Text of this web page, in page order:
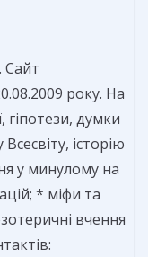
Сайт
року. На
гіпотези, думки
історію
у минулому на
* міфи та
вчення